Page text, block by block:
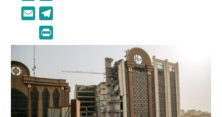
o
p
y
L
n
k
i
n
e
d
I
n
e
l
g
r
a
m
l
r
n
t